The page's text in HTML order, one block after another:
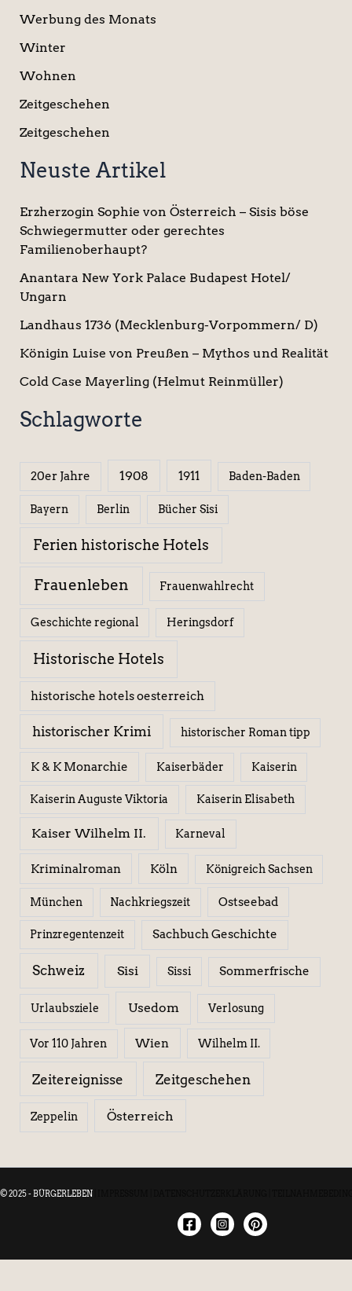
Werbung des Monats
Winter
Wohnen
Zeitgeschehen
Zeitgeschehen
Neuste Artikel
Erzherzogin Sophie von Österreich – Sisis böse
Schwiegermutter oder gerechtes
Familienoberhaupt?
Anantara New York Palace Budapest Hotel/
Ungarn
Landhaus 1736 (Mecklenburg-Vorpommern/ D)
Königin Luise von Preußen – Mythos und Realität
Cold Case Mayerling (Helmut Reinmüller)
Schlagworte
20er Jahre 1908 1911 Baden-Baden
Bayern Berlin Bücher Sisi
Ferien historische Hotels
Frauenleben Frauenwahlrecht
Geschichte regional Heringsdorf
Historische Hotels
historische hotels oesterreich
historischer Krimi historischer Roman tipp
K & K Monarchie Kaiserbäder Kaiserin
Kaiserin Auguste Viktoria Kaiserin Elisabeth
Kaiser Wilhelm II. Karneval
Kriminalroman Köln Königreich Sachsen
München Nachkriegszeit Ostseebad
Prinzregentenzeit Sachbuch Geschichte
Schweiz Sisi Sissi Sommerfrische
Urlaubsziele Usedom Verlosung
Vor 110 Jahren Wien Wilhelm II.
Zeitereignisse Zeitgeschehen
Zeppelin Österreich
© 2025 - BÜRGERLEBEN